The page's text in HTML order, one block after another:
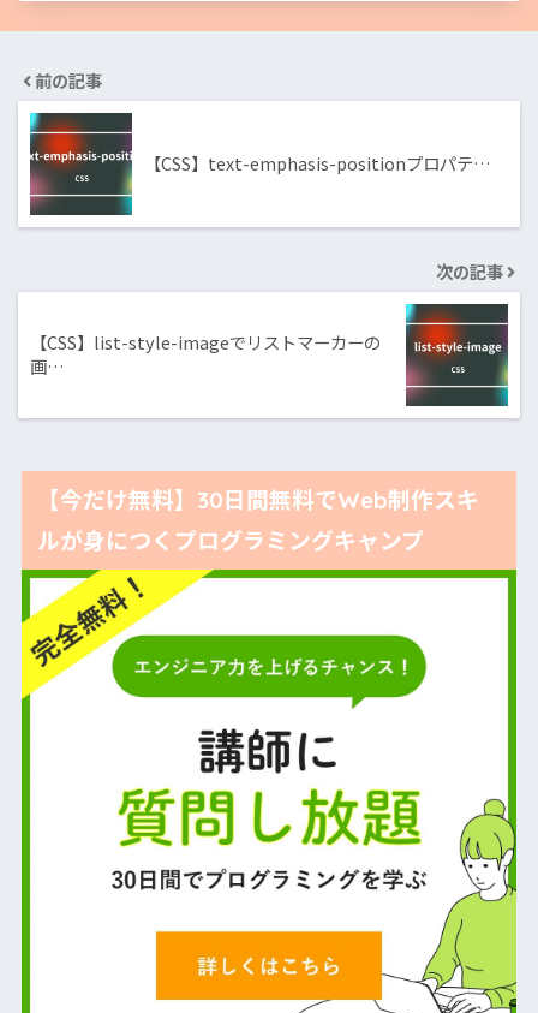
前の記事
【CSS】text-emphasis-positionプロパテ…
次の記事
【CSS】list-style-imageでリストマーカーの
画…
【今だけ無料】30日間無料でWeb制作スキ
ルが身につくプログラミングキャンプ